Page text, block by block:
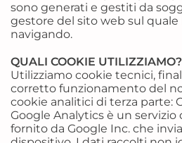
sono generati e gestiti da
gestore del sito web sul quale
navigando.
QUALI COOKIE UTILIZZIAMO?
Utilizziamo cookie tecnici,
corretto funzionamento del
cookie analitici di terza parte:
Google Analytics è un servizio
fornito da Google Inc. che